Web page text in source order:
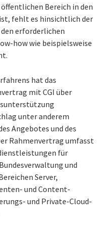
Bereich in den
fehlt es hinsichtlich der
erforderlichen
how wie beispielsweise
hat das
mit CGI über
unter anderem
Angebotes und des
Rahmenvertrag umfasst
für
und
Server,
und Content-
und Private-Cloud-